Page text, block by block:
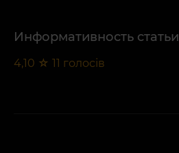
Информативность статьи
4,10 ☆ 11 голосів